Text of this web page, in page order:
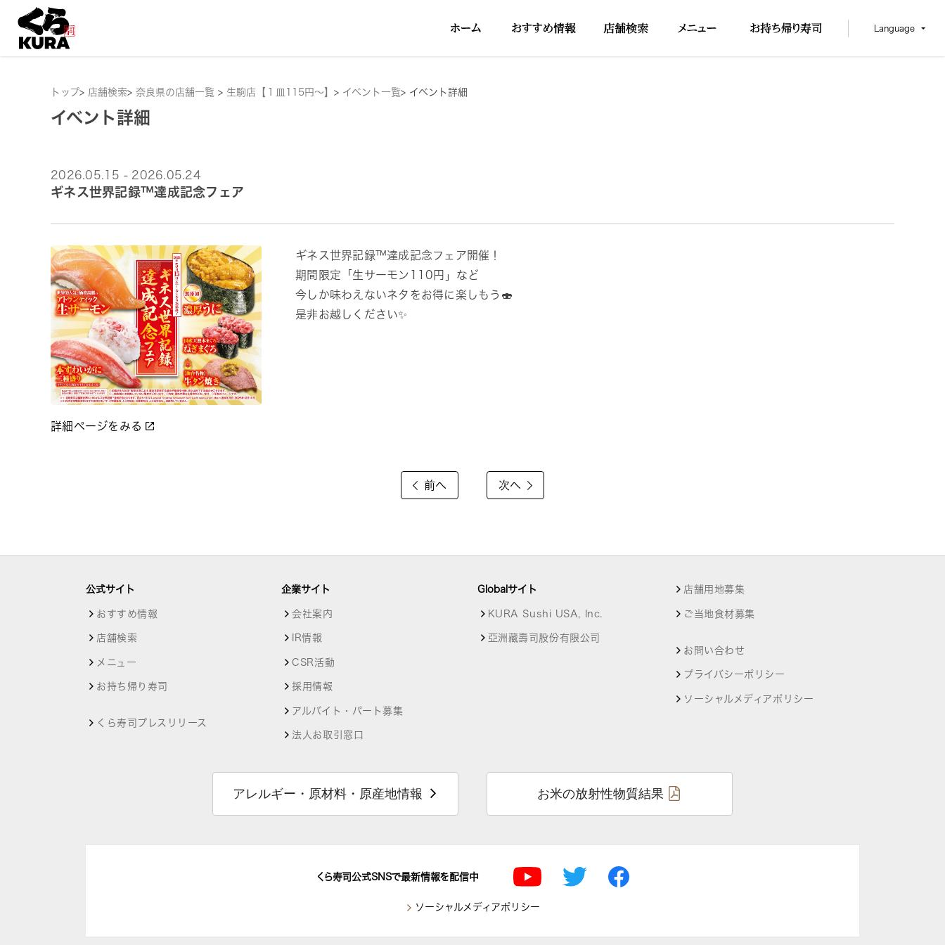
Language
トップ> 店舗検索> 奈良県の店舗一覧 > 生駒店【１皿115円～】 > イベント一覧> イベント詳細
イベント詳細
2026.05.15 - 2026.05.24
ギネス世界記録™達成記念フェア
詳細ページをみる
ギネス世界記録™達成記念フェア開催！
期間限定「生サーモン110円」など
今しか味わえないネタをお得に楽しもう🍣
是非お越しください✨
前へ 次へ
公式サイト
おすすめ情報
店舗検索
メニュー
お持ち帰り寿司
くら寿司プレスリリース
企業サイト
会社案内
IR情報
CSR活動
採用情報
アルバイト・パート募集
法人お取引窓口
Globalサイト
KURA Sushi USA, Inc.
亞洲藏壽司股份有限公司
店舗用地募集
ご当地食材募集
お問い合わせ
プライバシーポリシー
ソーシャルメディアポリシー
アレルギー・原材料・原産地情報 お米の放射性物質結果
くら寿司公式SNSで最新情報を配信中
ソーシャルメディアポリシー